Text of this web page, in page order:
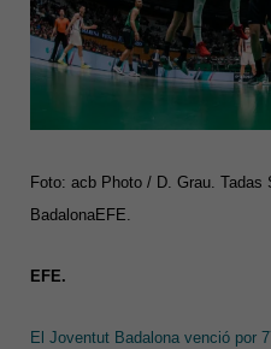
Foto: acb Photo / D. Grau.
BadalonaEFE.
EFE.
El Joventut Badalona venció por